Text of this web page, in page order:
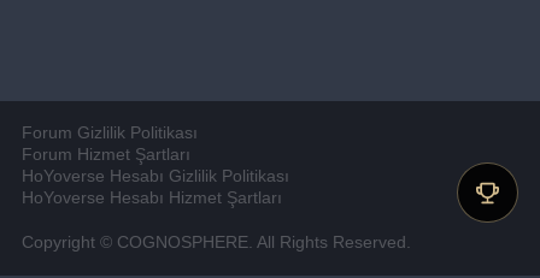
Forum Gizlilik Politikası
Forum Hizmet Şartları
HoYoverse Hesabı Gizlilik Politikası
HoYoverse Hesabı Hizmet Şartları
Copyright © COGNOSPHERE. All Rights Reserved.